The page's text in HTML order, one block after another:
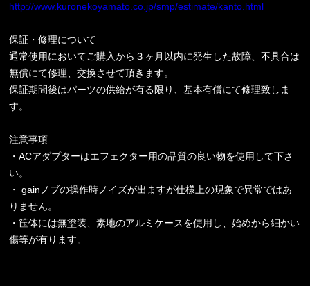
http://www.kuronekoyamato.co.jp/smp/estimate/kanto.html
保証・修理について
通常使用においてご購入から３ヶ月以内に発生した故障、不具合は
無償にて修理、交換させて頂きます。
保証期間後はパーツの供給が有る限り、基本有償にて修理致しま
す。
注意事項
・ACアダプターはエフェクター用の品質の良い物を使用して下さ
い。
・ gainノブの操作時ノイズが出ますが仕様上の現象で異常ではあ
りません。
・筺体には無塗装、素地のアルミケースを使用し、始めから細かい
傷等が有ります。